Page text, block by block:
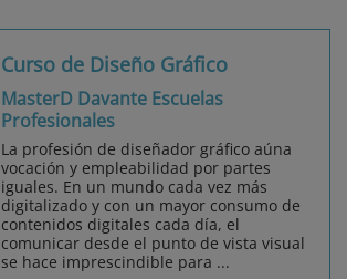
Curso de Diseño Gráfico
MasterD Davante Escuelas
Profesionales
La profesión de diseñador gráfico aúna
vocación y empleabilidad por partes
iguales. En un mundo cada vez más
digitalizado y con un mayor consumo de
contenidos digitales cada día, el
comunicar desde el punto de vista visual
se hace imprescindible para ...